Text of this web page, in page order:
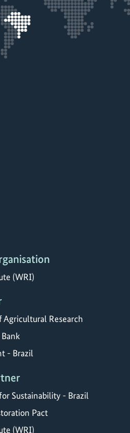
(WRI)
Research
- Brazil
Sustainability - Brazil
Pact
(WRI)